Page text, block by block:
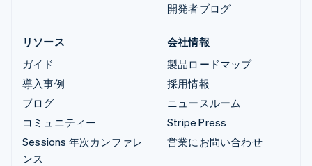
開発者ブログ
リソース
ガイド
導入事例
ブログ
コミュニティー
Sessions 年次カンファレ
ンス
会社情報
製品ロードマップ
採用情報
ニュースルーム
Stripe Press
営業にお問い合わせ